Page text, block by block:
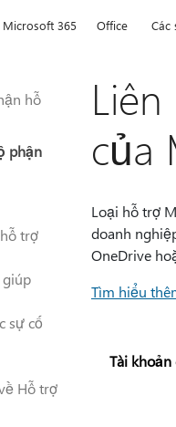
Microsoft 365 Office Các
hỗ
phận
trợ
sự cố
Hỗ trợ
của
Loại hỗ trợ
doanh
OneDrive
Tìm hiểu
Tài khoản